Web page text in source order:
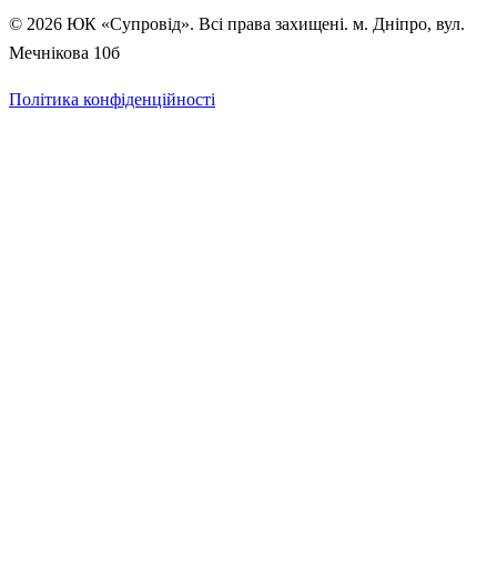
© 2026 ЮК «Супровід». Всі права захищені. м. Дніпро, вул.
Мечнікова 10б
Політика конфіденційності